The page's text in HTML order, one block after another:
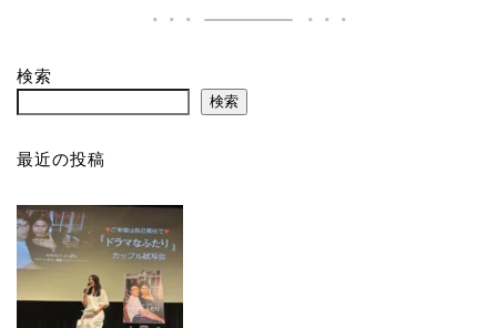
検索
検索
最近の投稿